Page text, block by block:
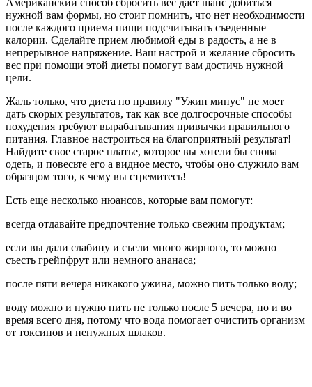
нужной вам формы, но стоит помнить, что нет необходимости
после каждого приема пищи подсчитывать съеденные
калории. Сделайте прием любимой еды в радость, а не в
непрерывное напряжение. Ваш настрой и желание сбросить
вес при помощи этой диеты помогут вам достичь нужной
цели.
Жаль только, что диета по правилу "Ужин минус" не моет
дать скорых результатов, так как все долгосрочные способы
похудения требуют вырабатывания привычки правильного
питания. Главное настроиться на благоприятный результат!
Найдите свое старое платье, которое вы хотели бы снова
одеть, и повесьте его а видное место, чтобы оно служило вам
образцом того, к чему вы стремитесь!
Есть еще несколько нюансов, которые вам помогут:
всегда отдавайте предпочтение только свежим продуктам;
если вы дали слабину и съели много жирного, то можно
съесть грейпфрут или немного ананаса;
после пяти вечера никакого ужина, можно пить только воду;
воду можно и нужно пить не только после 5 вечера, но и во
время всего дня, потому что вода помогает очистить организм
от токсинов и ненужных шлаков.